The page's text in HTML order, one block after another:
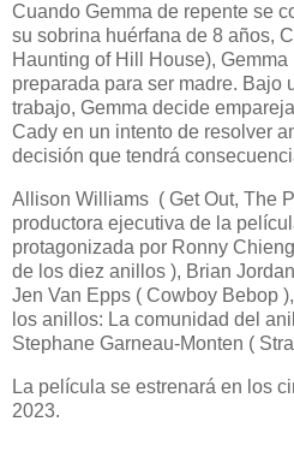
Cuando Gemma de repente se
su sobrina huérfana de 8 años,
Haunting of Hill House), Gemma
preparada para ser madre. Bajo
trabajo, Gemma decide
Cady en un intento de resolver
decisión que tendrá
Allison Williams ( Get Out, The
productora ejecutiva de la
protagonizada por Ronny
de los diez anillos ), Brian
Jen Van Epps ( Cowboy Bebop
los anillos: La comunidad del
Stephane Garneau-Monten (
La película se estrenará en los
2023.